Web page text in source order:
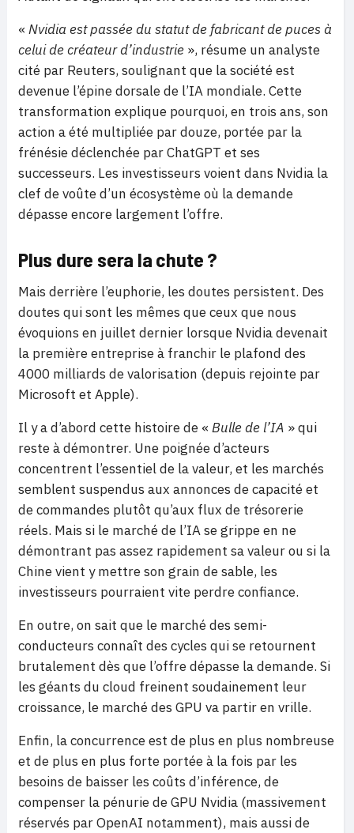
« Nvidia est passée du statut de fabricant de puces à
celui de créateur d’industrie », résume un analyste
cité par Reuters, soulignant que la société est
devenue l’épine dorsale de l’IA mondiale. Cette
transformation explique pourquoi, en trois ans, son
action a été multipliée par douze, portée par la
frénésie déclenchée par ChatGPT et ses
successeurs. Les investisseurs voient dans Nvidia la
clef de voûte d’un écosystème où la demande
dépasse encore largement l’offre.
Plus dure sera la chute ?
Mais derrière l’euphorie, les doutes persistent. Des
doutes qui sont les mêmes que ceux que nous
évoquions en juillet dernier lorsque Nvidia devenait
la première entreprise à franchir le plafond des
4000 milliards de valorisation (depuis rejointe par
Microsoft et Apple).
Il y a d’abord cette histoire de « Bulle de l’IA » qui
reste à démontrer. Une poignée d’acteurs
concentrent l’essentiel de la valeur, et les marchés
semblent suspendus aux annonces de capacité et
de commandes plutôt qu’aux flux de trésorerie
réels. Mais si le marché de l’IA se grippe en ne
démontrant pas assez rapidement sa valeur ou si la
Chine vient y mettre son grain de sable, les
investisseurs pourraient vite perdre confiance.
En outre, on sait que le marché des semi-
conducteurs connaît des cycles qui se retournent
brutalement dès que l’offre dépasse la demande. Si
les géants du cloud freinent soudainement leur
croissance, le marché des GPU va partir en vrille.
Enfin, la concurrence est de plus en plus nombreuse
et de plus en plus forte portée à la fois par les
besoins de baisser les coûts d’inférence, de
compenser la pénurie de GPU Nvidia (massivement
réservés par OpenAI notamment), mais aussi de